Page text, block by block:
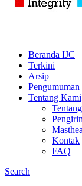
Beranda IJC
Terkini
Arsip
Pengumuman
Tentang Kami
Kontak
FAQ
Search